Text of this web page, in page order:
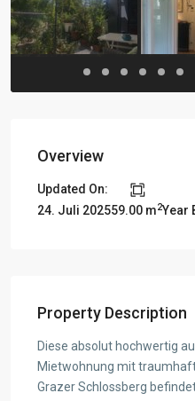
Overview
Updated On:
24. Juli 202559.00 m2Year
Property Description
Diese absolut hochwertig
Mietwohnung mit
Grazer Schlossberg